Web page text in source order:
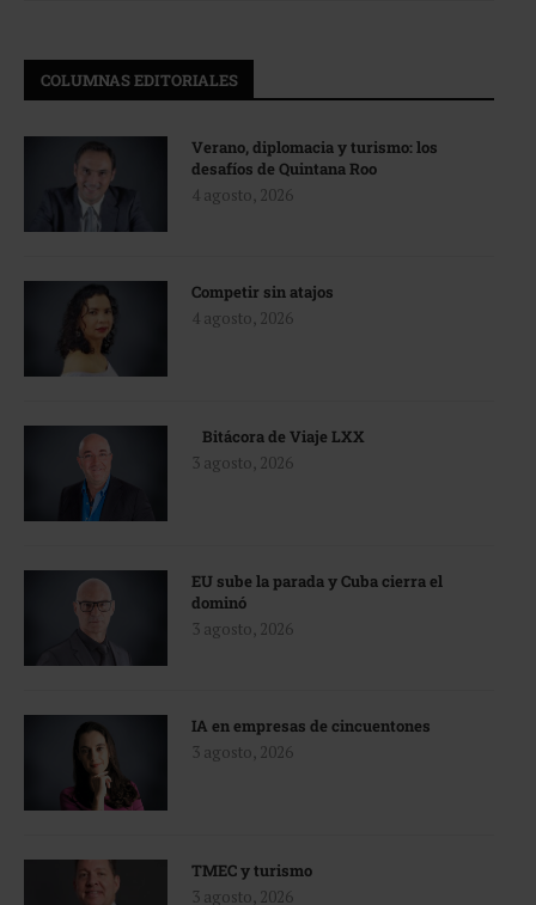
COLUMNAS EDITORIALES
Verano, diplomacia y turismo: los
desafíos de Quintana Roo
4 agosto, 2026
Competir sin atajos
4 agosto, 2026
Bitácora de Viaje LXX
3 agosto, 2026
EU sube la parada y Cuba cierra el
dominó
3 agosto, 2026
IA en empresas de cincuentones
3 agosto, 2026
TMEC y turismo
3 agosto, 2026